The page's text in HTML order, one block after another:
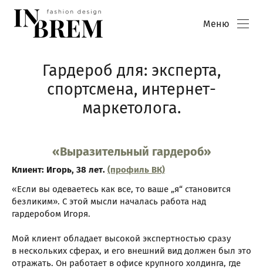
Меню
Гардероб для: эксперта,
спортсмена, интернет-
маркетолога.
«Выразительный гардероб»
Клиент: Игорь, 38 лет. (профиль ВК)
«Если вы одеваетесь как все, то ваше „я“ становится
безликим». С этой мысли началась работа над
гардеробом Игоря.
Мой клиент обладает высокой экспертностью сразу
в нескольких сферах, и его внешний вид должен был это
отражать. Он работает в офисе крупного холдинга, где